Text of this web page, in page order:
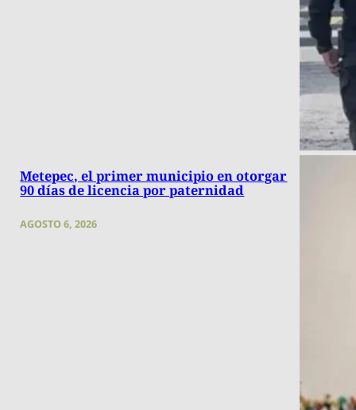
Metepec, el primer municipio en otorgar
90 días de licencia por paternidad
AGOSTO 6, 2026